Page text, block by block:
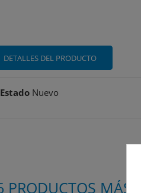
DETALLES DEL PRODUCTO
Estado Nuevo